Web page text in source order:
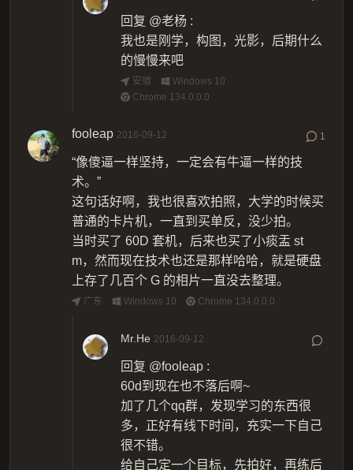
回复 @老杨 :
我也是刚学，构图，光影，后期什么
的慢慢来吧
安徽
Windows 10
Chrome 134.0.0.0
fooleap 2016-09-12 1
“像傻逼一样坚持，一定会有牛逼一样的技
术。”
这句话好啊，我也很喜欢拍照，大学的时候买
普通的卡片机，一直到买单反，没少拍。
当时买了 60D 套机，后来也买了小痰盂 st
m，然而现在技术也还是那样哈哈，就是硬盘
上存了几百个 G 的相片一直没去整理。
广东 Windows 10 Chrome 134.0.0.0
Mr.He 2016-09-12
回复 @fooleap :
60d到现在也不落后啊~
加了几个qq群，发现学习的东西很
多，正好有线下时间，充实一下自己
很不错。
给自己定一个目标，先拍好，再练后